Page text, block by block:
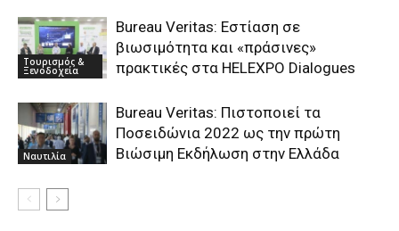
Τουρισμός &
Ξενοδοχεία
Bureau Veritas: Εστίαση σε
βιωσιμότητα και «πράσινες»
πρακτικές στα HELEXPO Dialogues
Ναυτιλία
Bureau Veritas: Πιστοποιεί τα
Ποσειδώνια 2022 ως την πρώτη
Βιώσιμη Εκδήλωση στην Ελλάδα